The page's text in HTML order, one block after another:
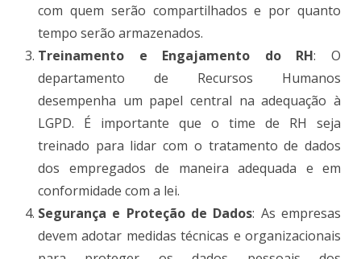
com quem serão compartilhados e por quanto
tempo serão armazenados​.
Treinamento e Engajamento do RH: O
departamento de Recursos Humanos
desempenha um papel central na adequação à
LGPD. É importante que o time de RH seja
treinado para lidar com o tratamento de dados
dos empregados de maneira adequada e em
conformidade com a lei​.
Segurança e Proteção de Dados: As empresas
devem adotar medidas técnicas e organizacionais